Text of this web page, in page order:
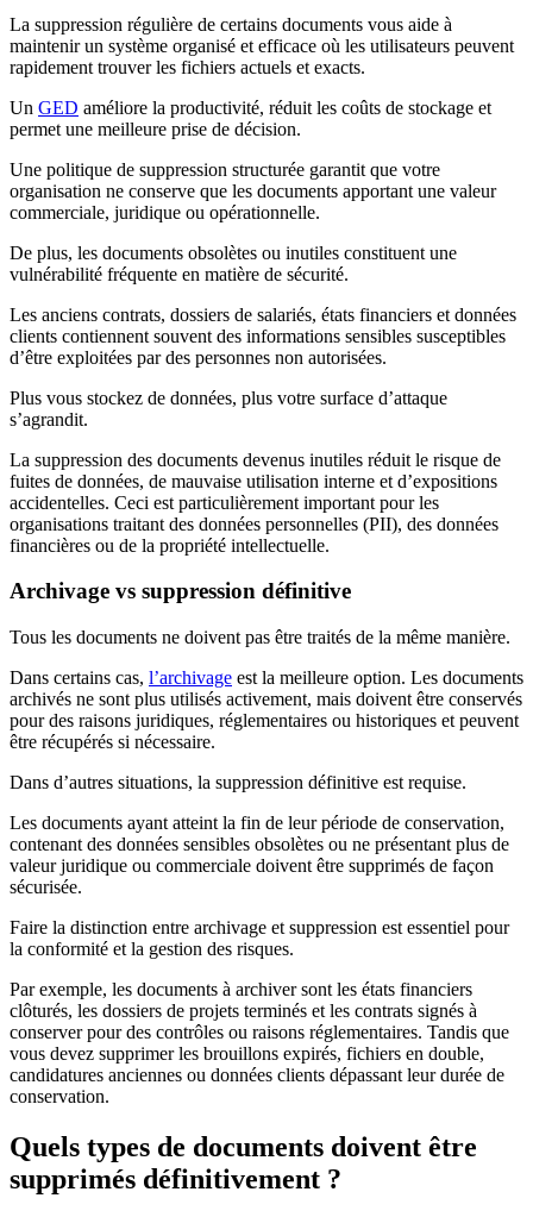
La suppression régulière de certains documents vous aide à
maintenir un système organisé et efficace où les utilisateurs peuvent
rapidement trouver les fichiers actuels et exacts.
Un GED améliore la productivité, réduit les coûts de stockage et
permet une meilleure prise de décision.
Une politique de suppression structurée garantit que votre
organisation ne conserve que les documents apportant une valeur
commerciale, juridique ou opérationnelle.
De plus, les documents obsolètes ou inutiles constituent une
vulnérabilité fréquente en matière de sécurité.
Les anciens contrats, dossiers de salariés, états financiers et données
clients contiennent souvent des informations sensibles susceptibles
d’être exploitées par des personnes non autorisées.
Plus vous stockez de données, plus votre surface d’attaque
s’agrandit.
La suppression des documents devenus inutiles réduit le risque de
fuites de données, de mauvaise utilisation interne et d’expositions
accidentelles. Ceci est particulièrement important pour les
organisations traitant des données personnelles (PII), des données
financières ou de la propriété intellectuelle.
Archivage vs suppression définitive
Tous les documents ne doivent pas être traités de la même manière.
Dans certains cas, l’archivage est la meilleure option. Les documents
archivés ne sont plus utilisés activement, mais doivent être conservés
pour des raisons juridiques, réglementaires ou historiques et peuvent
être récupérés si nécessaire.
Dans d’autres situations, la suppression définitive est requise.
Les documents ayant atteint la fin de leur période de conservation,
contenant des données sensibles obsolètes ou ne présentant plus de
valeur juridique ou commerciale doivent être supprimés de façon
sécurisée.
Faire la distinction entre archivage et suppression est essentiel pour
la conformité et la gestion des risques.
Par exemple, les documents à archiver sont les états financiers
clôturés, les dossiers de projets terminés et les contrats signés à
conserver pour des contrôles ou raisons réglementaires. Tandis que
vous devez supprimer les brouillons expirés, fichiers en double,
candidatures anciennes ou données clients dépassant leur durée de
conservation.
Quels types de documents doivent être
supprimés définitivement ?